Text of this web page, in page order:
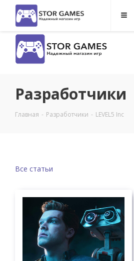
Разработчики
Главная - Разработчики - LEVEL5 Inc
Все статьи